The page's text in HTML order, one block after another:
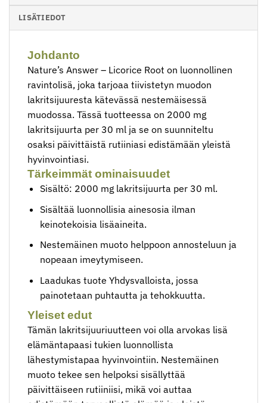
LISÄTIEDOT
Johdanto
Nature’s Answer – Licorice Root on luonnollinen
ravintolisä, joka tarjoaa tiivistetyn muodon
lakritsijuuresta kätevässä nestemäisessä
muodossa. Tässä tuotteessa on 2000 mg
lakritsijuurta per 30 ml ja se on suunniteltu
osaksi päivittäistä rutiiniasi edistämään yleistä
hyvinvointiasi.
Tärkeimmät ominaisuudet
Sisältö: 2000 mg lakritsijuurta per 30 ml.
Sisältää luonnollisia ainesosia ilman
keinotekoisia lisäaineita.
Nestemäinen muoto helppoon annosteluun ja
nopeaan imeytymiseen.
Laadukas tuote Yhdysvalloista, jossa
painotetaan puhtautta ja tehokkuutta.
Yleiset edut
Tämän lakritsijuuriuutteen voi olla arvokas lisä
elämäntapaasi tukien luonnollista
lähestymistapaa hyvinvointiin. Nestemäinen
muoto tekee sen helpoksi sisällyttää
päivittäiseen rutiiniisi, mikä voi auttaa